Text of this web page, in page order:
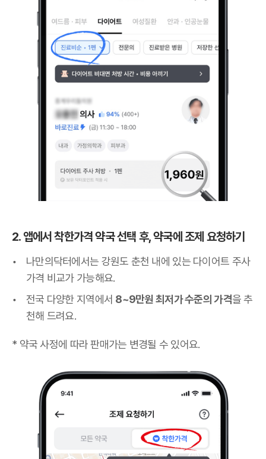
2. 앱에서 착한가격 약국 선택 후, 약국에 조제 요청하기
나만의닥터에서는 강원도 춘천 내에 있는 다이어트 주사
가격 비교가 가능해요.
전국 다양한 지역에서 8~9만원 최저가 수준의 가격을 추
천해 드려요.
* 약국 사정에 따라 판매가는 변경될 수 있어요.